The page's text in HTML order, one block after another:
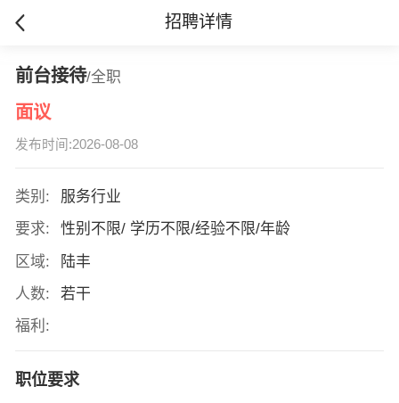
招聘详情
前台接待/全职
面议
发布时间:2026-08-08
类别:
服务行业
要求:
性别不限/ 学历不限/经验不限/年龄
区域:
陆丰
人数:
若干
福利:
职位要求